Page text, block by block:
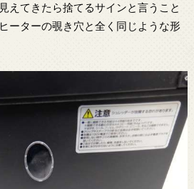
えてきたら捨てるサインと言うこと
ーターの覗き穴と全く同じような形